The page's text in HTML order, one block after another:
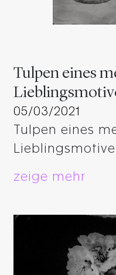
Tulpen eines
05/03/2021
Tulpen eines
zeige mehr